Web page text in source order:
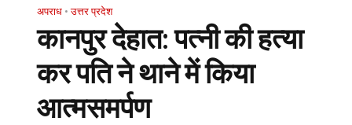
अपराध • उत्तर प्रदेश
कानपुर देहात: पत्नी की हत्या
कर पति ने थाने में किया
आत्मसमर्पण